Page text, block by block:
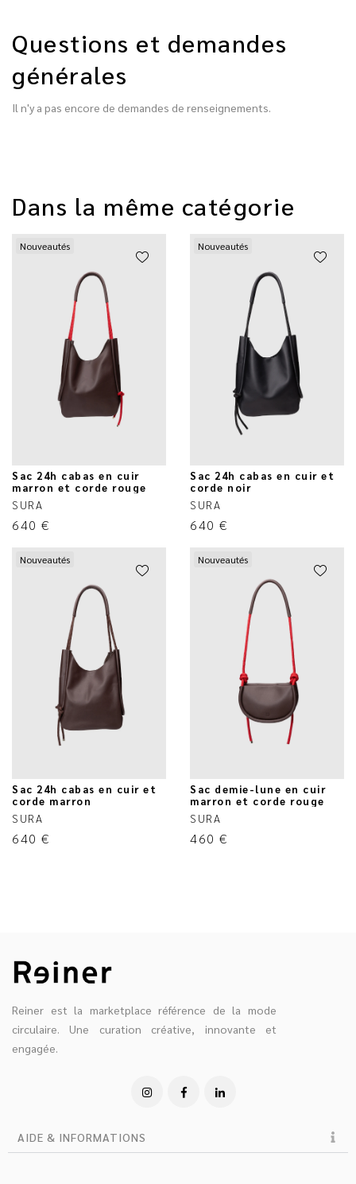
Questions et demandes
générales
Il n'y a pas encore de demandes de renseignements.
Dans la même catégorie
Nouveautés
Sac 24h cabas en cuir
marron et corde rouge
SURA
640 €
Nouveautés
Sac 24h cabas en cuir et
corde noir
SURA
640 €
Nouveautés
Sac 24h cabas en cuir et
corde marron
SURA
640 €
Nouveautés
Sac demie-lune en cuir
marron et corde rouge
SURA
460 €
Reiner est la marketplace référence de la mode
circulaire. Une curation créative, innovante et
engagée.
AIDE & INFORMATIONS